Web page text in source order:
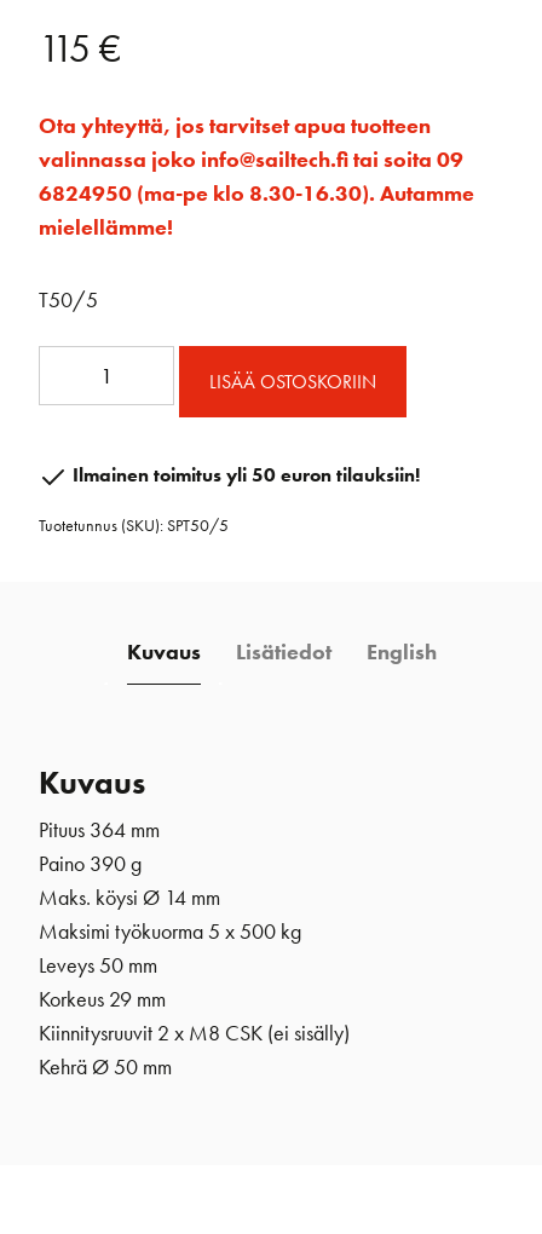
115 €
Ota yhteyttä, jos tarvitset apua tuotteen
valinnassa joko info@sailtech.fi tai soita 09
6824950 (ma-pe klo 8.30-16.30). Autamme
mielellämme!
T50/5
viisinkertainen
LISÄÄ OSTOSKORIIN
Ilmainen toimitus yli 50 euron tilauksiin!
Tuotetunnus (SKU):SPT50/5
Kuvaus Lisätiedot English
Kuvaus
Pituus 364 mm
Paino 390 g
Maks. köysi Ø 14 mm
Maksimi työkuorma 5 x 500 kg
Leveys 50 mm
Korkeus 29 mm
Kiinnitysruuvit 2 x M8 CSK (ei sisälly)
Kehrä Ø 50 mm